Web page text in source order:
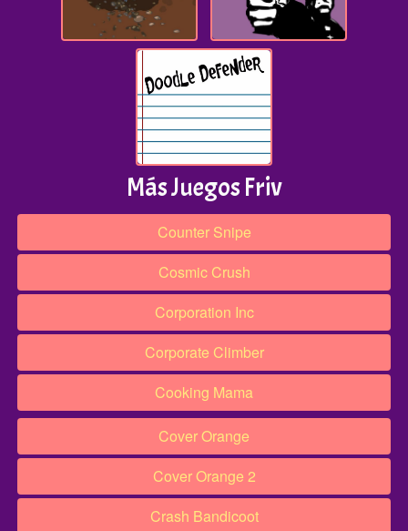
Más Juegos Friv
Counter Snipe
Cosmic Crush
Corporation Inc
Corporate Climber
Cooking Mama
Cover Orange
Cover Orange 2
Crash Bandicoot